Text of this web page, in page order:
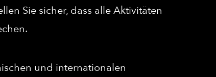
Sie sicher, dass alle Aktivitäten
und internationalen